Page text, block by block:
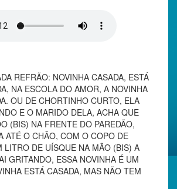
REFRÃO: NOVINHA CASADA, ESTÁ
NA ESCOLA DO AMOR, A NOVINHA
OU DE CHORTINHO CURTO, ELA
E O MARIDO DELA, ACHA QUE
(BIS) NA FRENTE DO PAREDÃO,
ATÉ O CHÃO, COM O COPO DE
LITRO DE UÍSQUE NA MÃO (BIS) A
GRITANDO, ESSA NOVINHA É UM
ESTÁ CASADA, MAS NÃO TEM